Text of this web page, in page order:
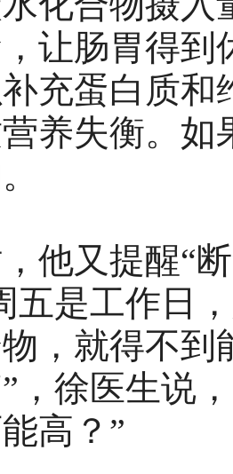
让肠胃得到
充蛋白质和
养失衡。如
又提醒“断
五是工作日
，就得不到
，徐医生说
高？”